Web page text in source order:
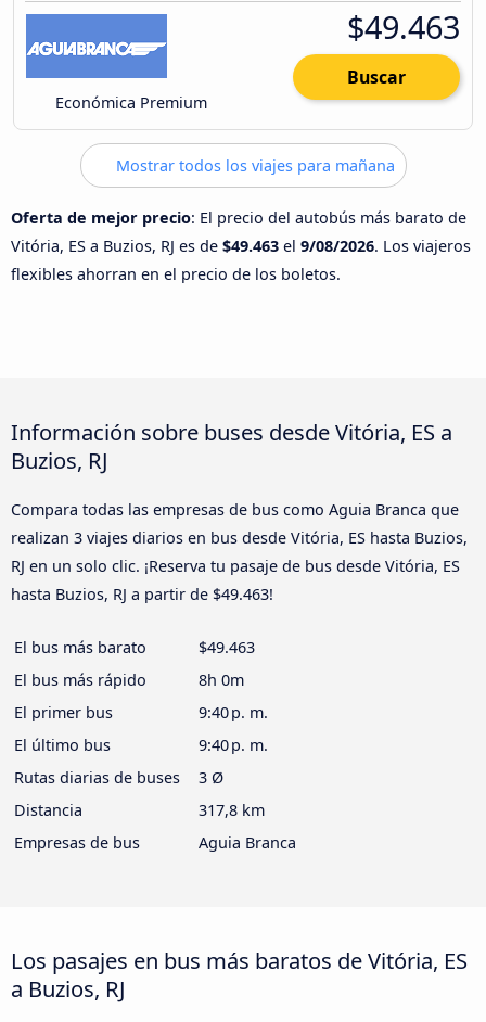
Económica Premium
$49.463
Buscar
Mostrar todos los viajes para mañana
Oferta de mejor precio: El precio del autobús más barato de
Vitória, ES a Buzios, RJ es de $49.463 el 9/08/2026. Los viajeros
flexibles ahorran en el precio de los boletos.
Información sobre buses desde Vitória, ES a
Buzios, RJ
Compara todas las empresas de bus como Aguia Branca que
realizan 3 viajes diarios en bus desde Vitória, ES hasta Buzios,
RJ en un solo clic. ¡Reserva tu pasaje de bus desde Vitória, ES
hasta Buzios, RJ a partir de $49.463!
El bus más barato
$49.463
El bus más rápido
8h 0m
El primer bus
9:40 p. m.
El último bus
9:40 p. m.
Rutas diarias de buses
3 Ø
Distancia
317,8 km
Empresas de bus
Aguia Branca
Los pasajes en bus más baratos de Vitória, ES
a Buzios, RJ